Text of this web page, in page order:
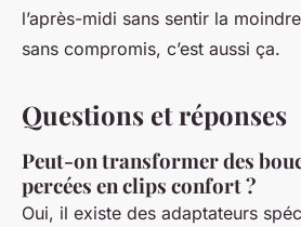
l’après-midi sans sentir la
sans compromis, c’est aussi ça.
Questions et réponses
Peut-on transformer des
percées en clips confort ?
Oui, il existe des adaptateurs